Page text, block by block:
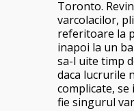
Toronto.
varcolacilor,
referitoare la
inapoi la un
sa-l uite timp
daca lucrurile
complicate, se
fie singurul